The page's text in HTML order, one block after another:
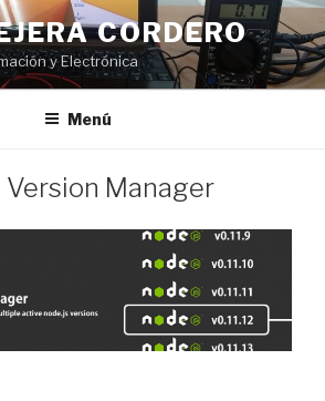
CORDERO
y Electrónica
Menú
Version Manager